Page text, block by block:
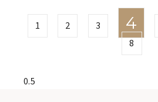
1 2 3 4
8